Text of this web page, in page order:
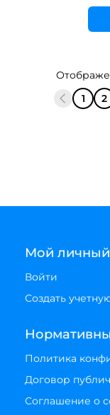
1
2
Мой личный
Войти
Создать
Политика
Договор
Соглашение о